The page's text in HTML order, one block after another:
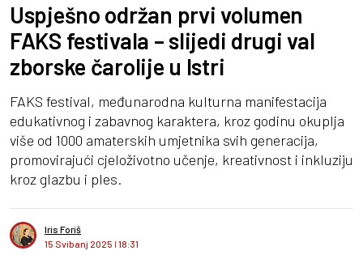
Uspješno održan prvi volumen
FAKS festivala – slijedi drugi val
zborske čarolije u Istri
FAKS festival, međunarodna kulturna manifestacija
edukativnog i zabavnog karaktera, kroz godinu okuplja
više od 1000 amaterskih umjetnika svih generacija,
promovirajući cjeloživotno učenje, kreativnost i inkluziju
kroz glazbu i ples.
Iris Foriš
15 Svibanj 2025 I 18:31